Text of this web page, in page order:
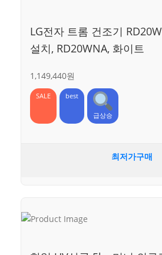
LG전자 트롬 건조기
설치, RD20WNA, 화이트
1,149,440원
SALE best
급상승
최저가구매